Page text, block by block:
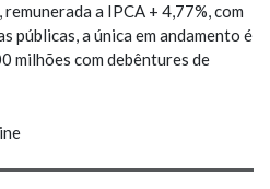
a IPCA + 4,77%, com
públicas, a única em andamento é
milhões com debêntures de